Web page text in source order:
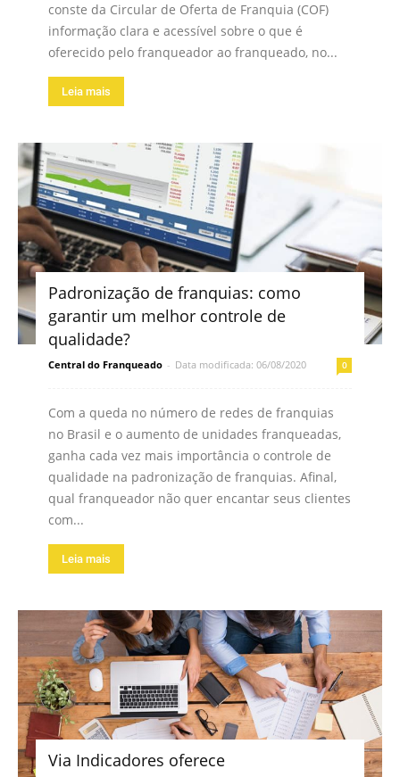
conste da Circular de Oferta de Franquia (COF)
informação clara e acessível sobre o que é
oferecido pelo franqueador ao franqueado, no...
Leia mais
Padronização de franquias: como
garantir um melhor controle de
qualidade?
Central do Franqueado - Data modificada: 06/08/2020 0
Com a queda no número de redes de franquias
no Brasil e o aumento de unidades franqueadas,
ganha cada vez mais importância o controle de
qualidade na padronização de franquias. Afinal,
qual franqueador não quer encantar seus clientes
com...
Leia mais
Via Indicadores oferece